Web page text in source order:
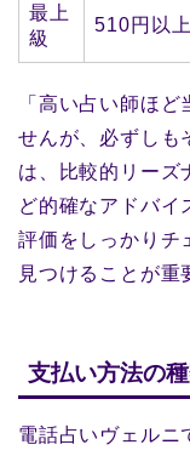
最上
級
510円以上
「高い占い師ほ
せんが、必ずしも
は、比較的リーズ
ど的確なアドバイ
評価をしっかりチ
見つけることが重
支払い方法の
電話占いヴェルニ